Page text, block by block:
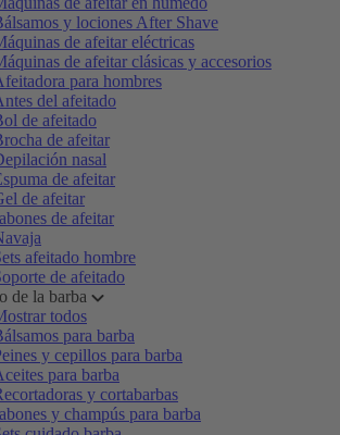
y lociones After Shave
de afeitar eléctricas
de afeitar clásicas y accesorios
para hombres
del afeitado
de afeitado
de afeitar
nasal
de afeitar
de afeitar
de afeitar
afeitado hombre
de afeitado
de la barba
todos
para barba
y cepillos para barba
para barba
y cortabarbas
y champús para barba